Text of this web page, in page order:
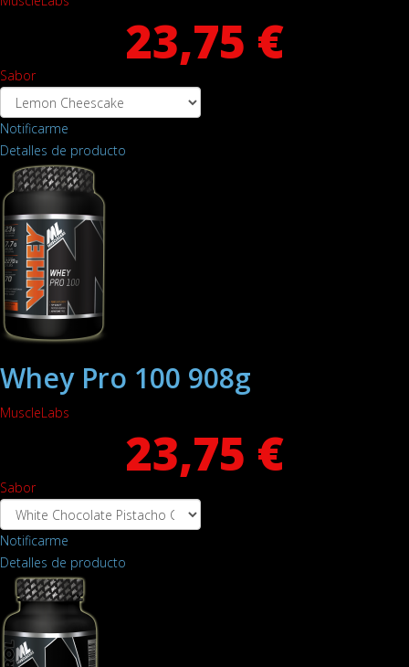
23,75 €
Sabor
Notificarme
Detalles de producto
Whey Pro 100 908g
MuscleLabs
23,75 €
Sabor
Notificarme
Detalles de producto